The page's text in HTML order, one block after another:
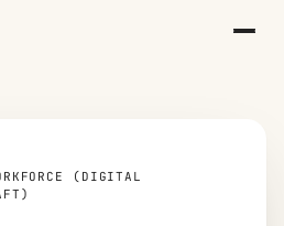
(DIGITAL